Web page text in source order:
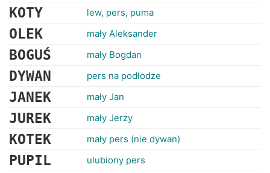
KOTY lew, pers, puma
OLEK mały Aleksander
BOGUŚ mały Bogdan
DYWAN pers na podłodze
JANEK mały Jan
JUREK mały Jerzy
KOTEK mały pers (nie dywan)
PUPIL ulubiony pers